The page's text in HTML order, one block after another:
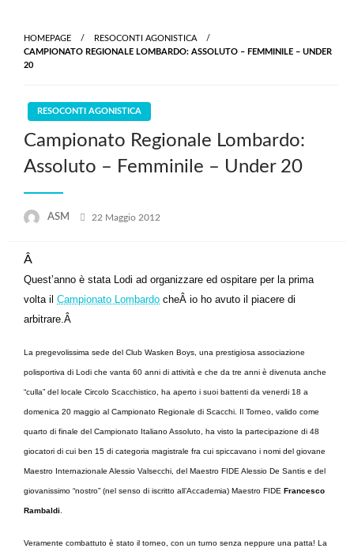
content
HOMEPAGE
RESOCONTI AGONISTICA
CAMPIONATO REGIONALE LOMBARDO: ASSOLUTO – FEMMINILE – UNDER
20
RESOCONTI AGONISTICA
Campionato Regionale Lombardo:
Assoluto – Femminile – Under 20
ASM
Posted
22 Maggio 2012
Â
Quest’anno è stata Lodi ad organizzare ed ospitare per la prima
volta il Campionato Lombardo cheÂ io ho avuto il piacere di
arbitrare.Â
La pregevolissima sede del Club Wasken Boys, una prestigiosa associazione
polisportiva di Lodi che vanta 60 anni di attività e che da tre anni è divenuta anche
“culla” del locale Circolo Scacchistico, ha aperto i suoi battenti da venerdi 18 a
domenica 20 maggio al Campionato Regionale di Scacchi. Il Torneo, valido come
quarto di finale del Campionato Italiano Assoluto, ha visto la partecipazione di 48
giocatori di cui ben 15 di categoria magistrale fra cui spiccavano i nomi del giovane
Maestro Internazionale Alessio Valsecchi, del Maestro FIDE Alessio De Santis e del
giovanissimo “nostro” (nel senso di iscritto all’Accademia) Maestro FIDE Francesco
Rambaldi
Veramente combattuto è stato il torneo, con un turno senza neppure una patta! La